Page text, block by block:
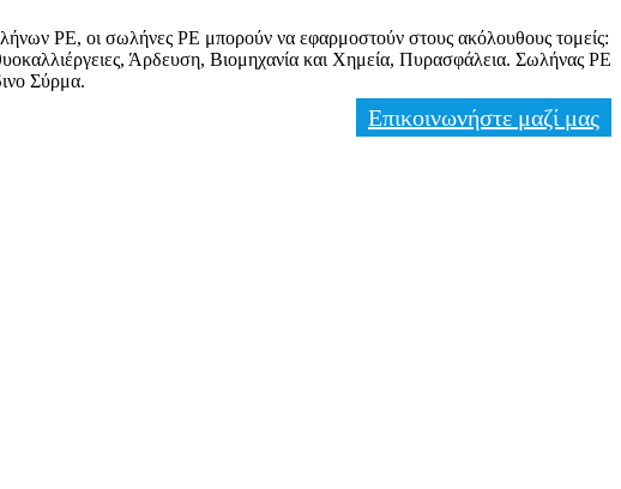
PE, οι σωλήνες PE μπορούν να εφαρμοστούν στους ακόλουθους τομείς:
Άρδευση, Βιομηχανία και Χημεία, Πυρασφάλεια. Σωλήνας PE
Σύρμα.
Επικοινωνήστε μαζί μας